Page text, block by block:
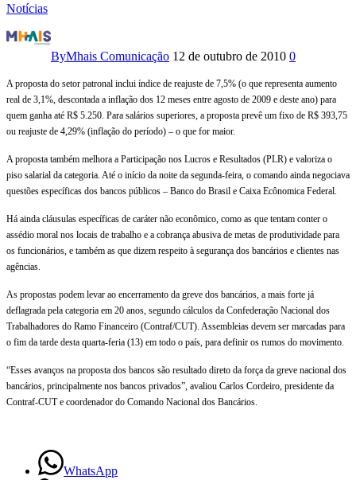
Notícias
Bancários
conseguem
proposta
maior
podem
encerrar
greve
na
4ª
ByMhais Comunicação 12 de outubro de 2010 0
A proposta do setor patronal inclui índice de reajuste de 7,5% (o que representa aumento
real de 3,1%, descontada a inflação dos 12 meses entre agosto de 2009 e deste ano) para
quem ganha até R$ 5.250. Para salários superiores, a proposta prevê um fixo de R$ 393,75
ou reajuste de 4,29% (inflação do período) – o que for maior.
A proposta também melhora a Participação nos Lucros e Resultados (PLR) e valoriza o
piso salarial da categoria. Até o início da noite da segunda-feira, o comando ainda negociava
questões específicas dos bancos públicos – Banco do Brasil e Caixa Ecônomica Federal.
Há ainda cláusulas específicas de caráter não econômico, como as que tentam conter o
assédio moral nos locais de trabalho e a cobrança abusiva de metas de produtividade para
os funcionários, e também as que dizem respeito à segurança dos bancários e clientes nas
agências.
As propostas podem levar ao encerramento da greve dos bancários, a mais forte já
deflagrada pela categoria em 20 anos, segundo cálculos da Confederação Nacional dos
Trabalhadores do Ramo Financeiro (Contraf/CUT). Assembleias devem ser marcadas para
o fim da tarde desta quarta-feria (13) em todo o país, para definir os rumos do movimento.
“Esses avanços na proposta dos bancos são resultado direto da força da greve nacional dos
bancários, principalmente nos bancos privados”, avaliou Carlos Cordeiro, presidente da
Contraf-CUT e coordenador do Comando Nacional dos Bancários.
WhatsApp